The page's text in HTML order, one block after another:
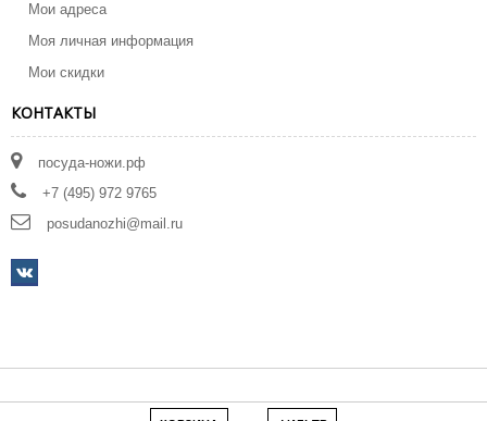
Мои адреса
Моя личная информация
Мои скидки
КОНТАКТЫ
посуда-ножи.рф
+7 (495) 972 9765
posudanozhi@mail.ru